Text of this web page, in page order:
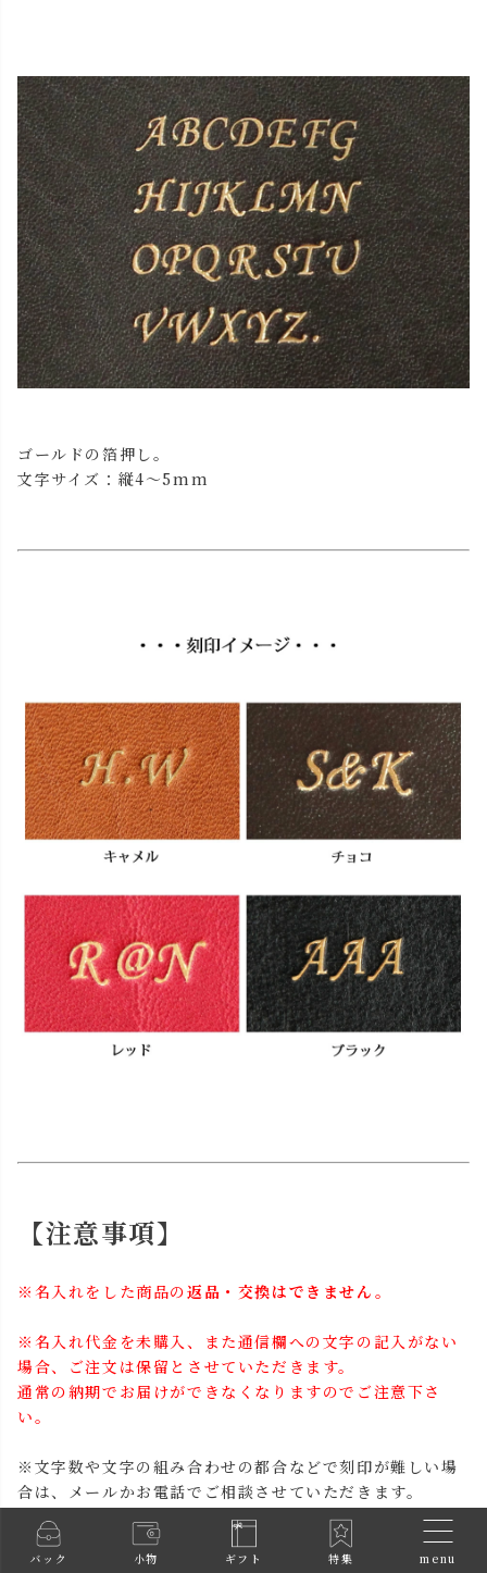
バック 小物 ギフト 特集 menu
ゴールドの箔押し。
文字サイズ：縦4～5mm
【注意事項】
※名入れをした商品の返品・交換はできません。
※名入れ代金を未購入、また通信欄への文字の記入がない
場合、ご注文は保留とさせていただきます。
通常の納期でお届けができなくなりますのでご注意下さ
い。
※文字数や文字の組み合わせの都合などで刻印が難しい場
合は、メールかお電話でご相談させていただきます。